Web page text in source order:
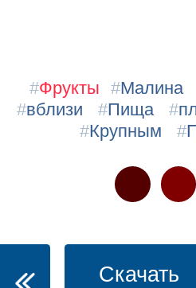
#Фрукты #Малина
#вблизи #Пища #
#Крупным #
Скачать